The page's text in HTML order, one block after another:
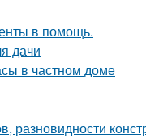
в помощь.
дачи
в частном доме
разновидности